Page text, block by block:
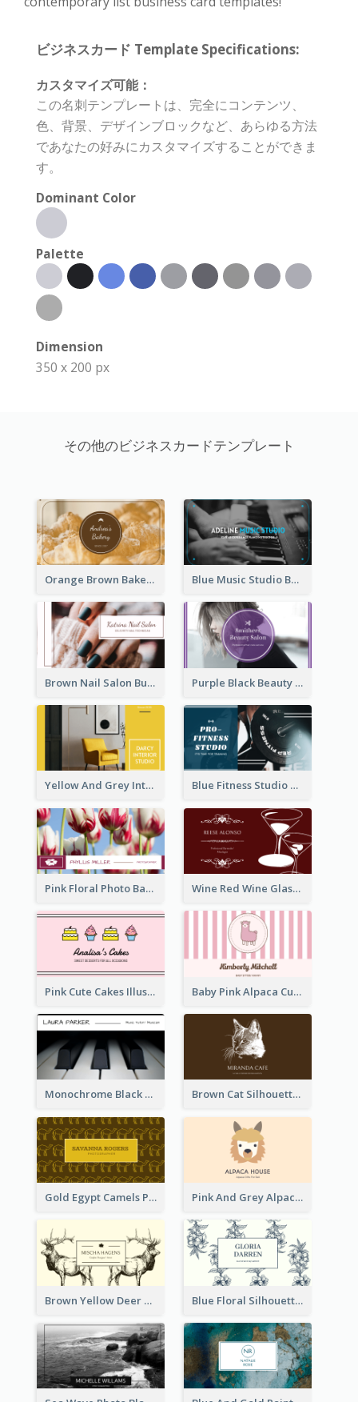
ビジネスカード Template Specifications:
カスタマイズ可能：
この名刺テンプレートは、完全にコンテンツ、
色、背景、デザインブロックなど、あらゆる方法
であなたの好みにカスタマイズすることができま
す。
Dominant Color
Palette
Dimension
350 x 200 px
その他のビジネスカードテンプレート
Orange Brown Bakery Business Card Blue Music Studio Business Card
Brown Nail Salon Business Card Purple Black Beauty Salon Business Card
Yellow And Grey Interior Studio Business Card Blue Fitness Studio Business Card
Pink Floral Photo Background Photographer Business Card Wine Red Wine Glass Bartender Business Card
Pink Cute Cakes Illustration Cake Shop Business Card Baby Pink Alpaca Cute Illustration Business Card
Monochrome Black Piano Music Business Card Brown Cat Silhouette Cafe Business Card
Gold Egypt Camels Patterns Illustration Business Card Pink And Grey Alpaca Illustration Business Card
Brown Yellow Deer Silhouette Business Card Blue Floral Silhouette Elegant Business Card